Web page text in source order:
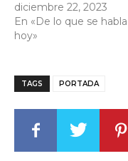
diciembre 22, 2023
En «De lo que se habla
hoy»
TAGS PORTADA